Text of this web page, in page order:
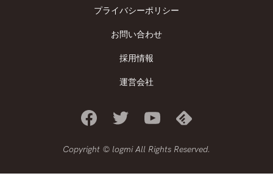
プライバシーポリシー
お問い合わせ
採用情報
運営会社
Copyright © logmi All Rights Reserved.